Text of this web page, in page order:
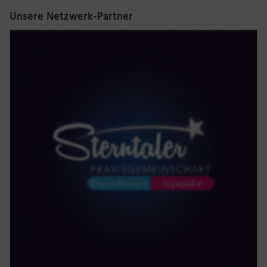
Unsere Netzwerk-Partner